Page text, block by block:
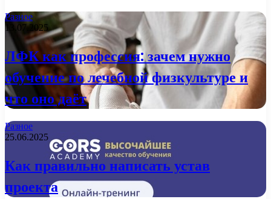
Разное
13.07.2025
ЛФК как профессия: зачем нужно
обучение по лечебной физкультуре и
что оно даёт
Разное
25.06.2025
Как правильно написать устав
проекта